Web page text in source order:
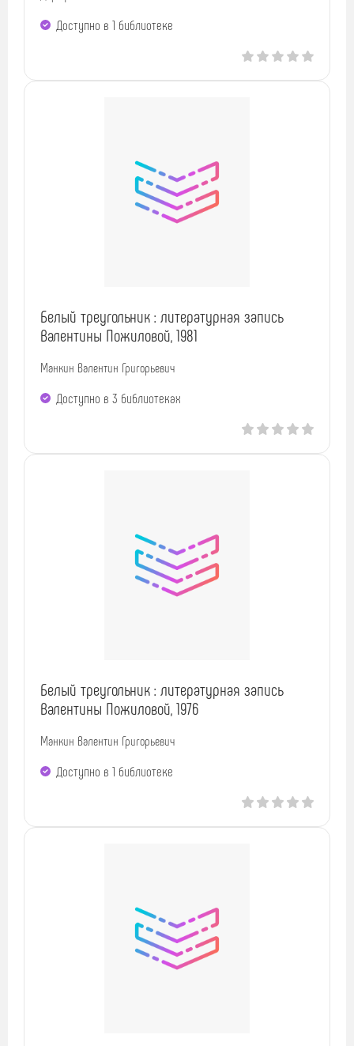
Доступно в 1 библиотекe
Белый треугольник : литературная запись
Валентины Пожиловой, 1981
Манкин Валентин Григорьевич
Доступно в 3 библиотеках
Белый треугольник : литературная запись
Валентины Пожиловой, 1976
Манкин Валентин Григорьевич
Доступно в 1 библиотекe